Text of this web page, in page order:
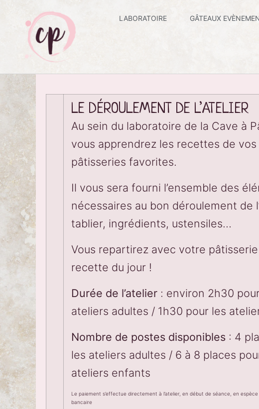
LABORATOIRE GÂTEAUX
LE DÉROULEMENT DE L’ATELIER
Au sein du laboratoire de la Cave à
vous apprendrez les recettes de vos
pâtisseries favorites.
Il vous sera fourni l’ensemble des
nécessaires au bon déroulement de
tablier, ingrédients, ustensiles…
Vous repartirez avec votre
recette du jour !
Durée de l’atelier : environ 2h30
ateliers adultes / 1h30 pour les
Nombre de postes disponibles : 4
les ateliers adultes / 6 à 8 places
ateliers enfants
Le paiement s’effectue directement à l’atelier, en début de séance, en
bancaire